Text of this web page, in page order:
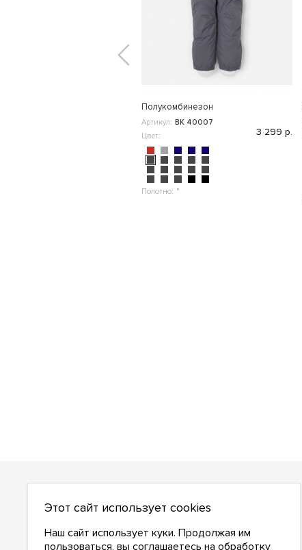
Полукомбинезон
Артикул: ВК 40007
Цвет:
Полотно: "
3 299 р.
О НАС
О компании
Как сделать заказ
Условия работы
Этот сайт использует cookies
Наш сайт использует куки. Продолжая им
пользоваться, вы соглашаетесь на обработку